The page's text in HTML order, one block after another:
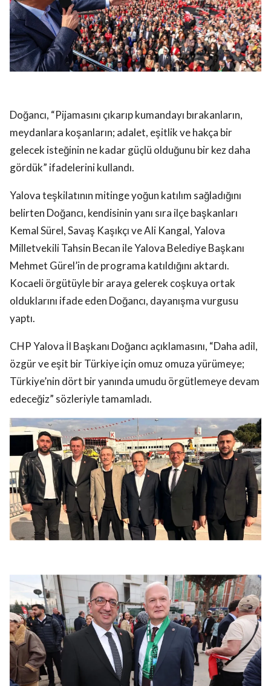
Doğancı, “Pijamasını çıkarıp kumandayı bırakanların,
meydanlara koşanların; adalet, eşitlik ve hakça bir
gelecek isteğinin ne kadar güçlü olduğunu bir kez daha
gördük” ifadelerini kullandı.
Yalova teşkilatının mitinge yoğun katılım sağladığını
belirten Doğancı, kendisinin yanı sıra ilçe başkanları
Kemal Sürel, Savaş Kaşıkçı ve Ali Kangal, Yalova
Milletvekili Tahsin Becan ile Yalova Belediye Başkanı
Mehmet Gürel’in de programa katıldığını aktardı.
Kocaeli örgütüyle bir araya gelerek coşkuya ortak
olduklarını ifade eden Doğancı, dayanışma vurgusu
yaptı.
CHP Yalova İl Başkanı Doğancı açıklamasını, “Daha adil,
özgür ve eşit bir Türkiye için omuz omuza yürümeye;
Türkiye’nin dört bir yanında umudu örgütlemeye devam
edeceğiz” sözleriyle tamamladı.